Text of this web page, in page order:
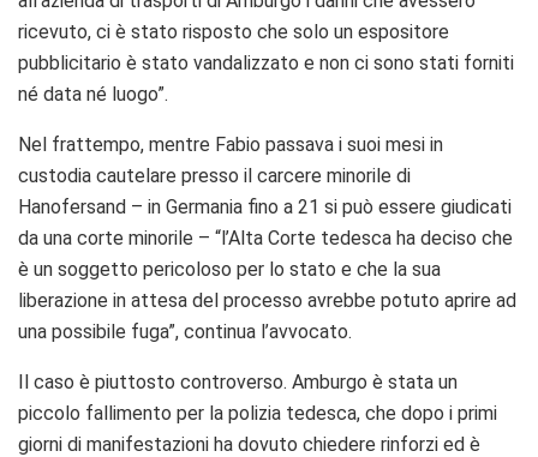
ricevuto, ci è stato risposto che solo un espositore
pubblicitario è stato vandalizzato e non ci sono stati forniti
né data né luogo”.
Nel frattempo, mentre Fabio passava i suoi mesi in
custodia cautelare presso il carcere minorile di
Hanofersand – in Germania fino a 21 si può essere giudicati
da una corte minorile – “l’Alta Corte tedesca ha deciso che
è un soggetto pericoloso per lo stato e che la sua
liberazione in attesa del processo avrebbe potuto aprire ad
una possibile fuga”, continua l’avvocato.
Il caso è piuttosto controverso. Amburgo è stata un
piccolo fallimento per la polizia tedesca, che dopo i primi
giorni di manifestazioni ha dovuto chiedere rinforzi ed è